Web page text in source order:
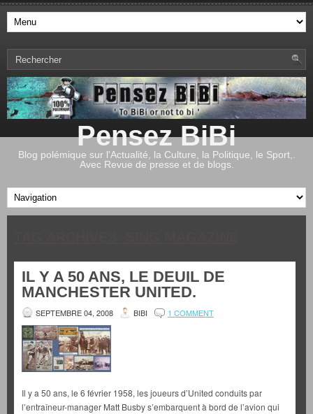
Pensez BiBi
Blog polémique sur l'Actualité, la Culture, la Politique, le Sport,.
Avec Revue de presse et de blogs.
IL Y A 50 ANS, LE DEUIL DE
MANCHESTER UNITED.
SEPTEMBRE 04, 2008 BIBI 1 COMMENT
Il y a 50 ans, le 6 février 1958, les joueurs d’United conduits par
l’entraîneur-manager Matt Busby s’embarquent à bord de l’avion qui